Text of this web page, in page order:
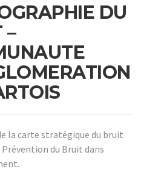
DU
–
la carte stratégique du bruit
Prévention du Bruit dans